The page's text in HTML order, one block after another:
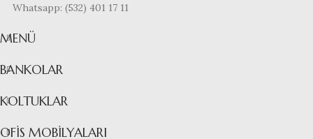
Whatsapp: (532) 401 17 11
MENÜ
BANKOLAR
KOLTUKLAR
OFIS MOBILYALARI